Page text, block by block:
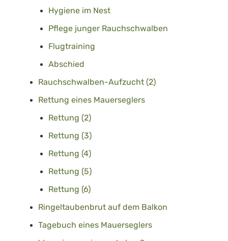
Hygiene im Nest
Pflege junger Rauchschwalben
Flugtraining
Abschied
Rauchschwalben-Aufzucht (2)
Rettung eines Mauerseglers
Rettung (2)
Rettung (3)
Rettung (4)
Rettung (5)
Rettung (6)
Ringeltaubenbrut auf dem Balkon
Tagebuch eines Mauerseglers